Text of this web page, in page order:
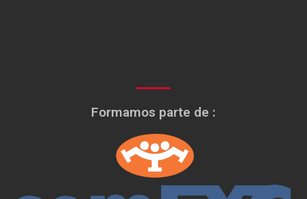
Formamos parte de :